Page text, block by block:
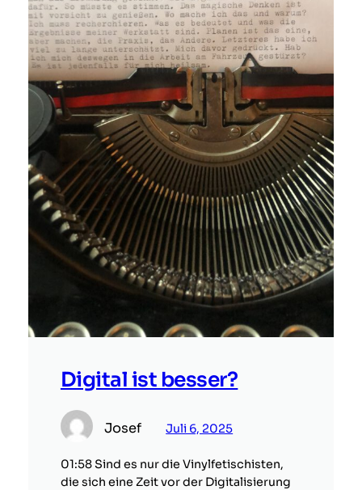
Digital ist besser?
Josef Juli 6, 2025
01:58 Sind es nur die Vinylfetischisten,
die sich eine Zeit vor der Digitalisierung